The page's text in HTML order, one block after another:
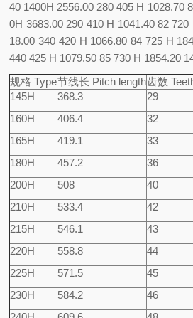
40 1400H 2556.00 280405 H 1028.70
0H 3683.00 290 410 H 1041.40 82
18.00 340 420 H 1066.80 84 725 H
440425 H 1079.50 85 730 H 1854.20
规格 Type节线长 Pitch length齿数
145H
368.3 29
160H
406.4 32
165H
419.1 33
180H
457.2 36
200H
508 40
210H
533.4 42
215H
546.1 43
220H
558.8 44
225H
571.5 45
230H
584.2 46